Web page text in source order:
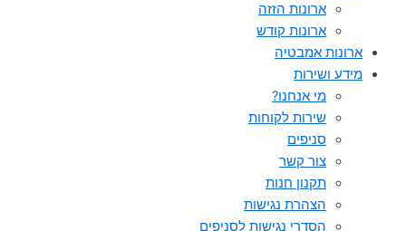
ארונות הזזה
ארונות קודש
ארונות אמבטיה
מידע ושירות
מי אנחנו?
שירות לקוחות
סניפים
צור קשר
תקנון חנות
הצהרת נגישות
הסדרי נגישות לסניפים